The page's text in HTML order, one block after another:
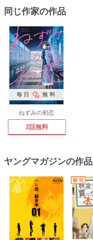
同じ作家の作品
毎日 無料
ねずみの初恋
2話無料
ヤングマガジンの作品